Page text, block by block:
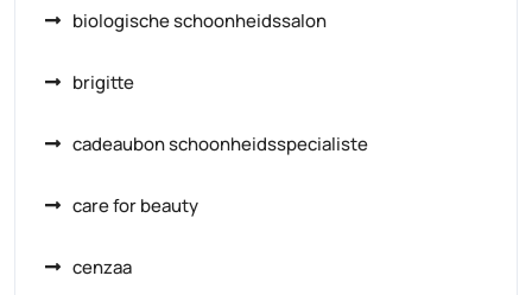
biologische schoonheidssalon
brigitte
cadeaubon schoonheidsspecialiste
care for beauty
cenzaa